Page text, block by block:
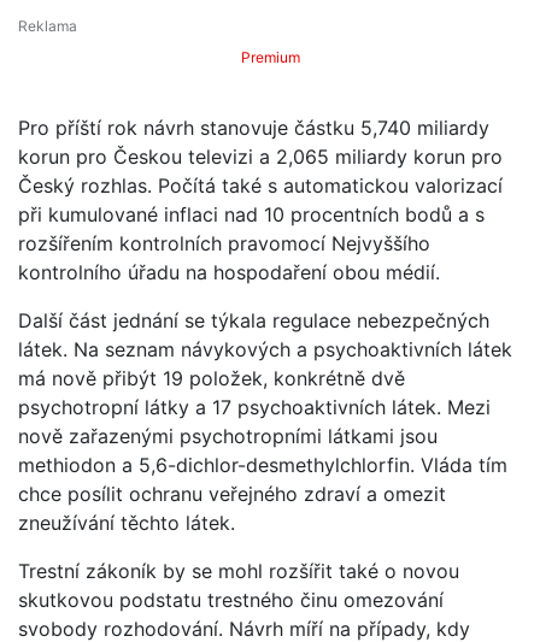
Premium
Pro příští rok návrh stanovuje částku 5,740 miliardy
korun pro Českou televizi a 2,065 miliardy korun pro
Český rozhlas. Počítá také s automatickou valorizací
při kumulované inflaci nad 10 procentních bodů a s
rozšířením kontrolních pravomocí Nejvyššího
kontrolního úřadu na hospodaření obou médií.
Další část jednání se týkala regulace nebezpečných
látek. Na seznam návykových a psychoaktivních látek
má nově přibýt 19 položek, konkrétně dvě
psychotropní látky a 17 psychoaktivních látek. Mezi
nově zařazenými psychotropními látkami jsou
methiodon a 5,6-dichlor-desmethylchlorfin. Vláda tím
chce posílit ochranu veřejného zdraví a omezit
zneužívání těchto látek.
Trestní zákoník by se mohl rozšířit také o novou
skutkovou podstatu trestného činu omezování
svobody rozhodování. Návrh míří na případy, kdy